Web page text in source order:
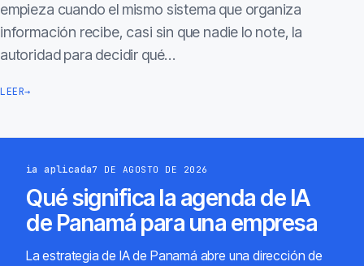
empieza cuando el mismo sistema que organiza
información recibe, casi sin que nadie lo note, la
autoridad para decidir qué…
LEER→
ia aplicada7 DE AGOSTO DE 2026
Qué significa la agenda de IA
de Panamá para una empresa
La estrategia de IA de Panamá abre una dirección de